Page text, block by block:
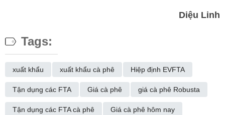
Diệu Linh
Tags:
xuất khẩu xuất khẩu cà phê Hiệp định EVFTA
Tận dụng các FTA Giá cà phê giá cà phê Robusta
Tận dụng các FTA cà phê Giá cà phê hôm nay